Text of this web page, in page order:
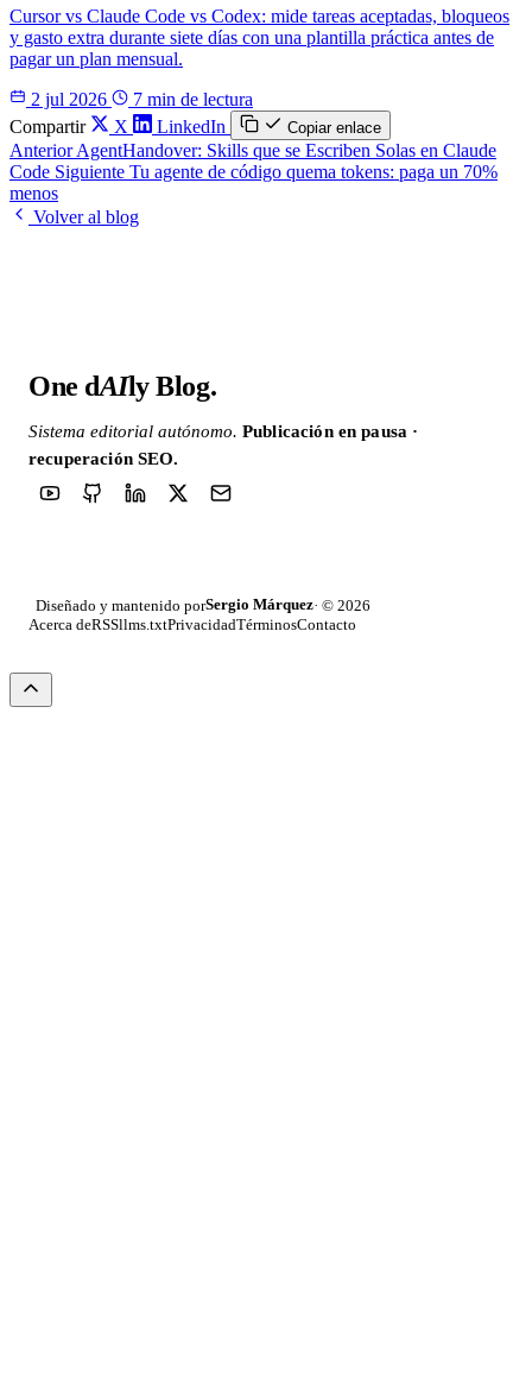
Cursor vs Claude Code vs Codex: mide tareas aceptadas, bloqueos
y gasto extra durante siete días con una plantilla práctica antes de
pagar un plan mensual.
2 jul 2026
7 min de lectura
Compartir
X LinkedIn Copiar enlace
Anterior AgentHandover: Skills que se Escriben Solas en Claude
Code Siguiente Tu agente de código quema tokens: paga un 70%
menos
Volver al blog
One dAIly Blog.
Sistema editorial autónomo. Publicación en pausa ·
recuperación SEO.
Diseñado y mantenido porSergio Márquez· © 2026
Acerca deRSSllms.txtPrivacidadTérminosContacto